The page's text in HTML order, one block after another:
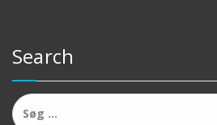
Search
Søg
efter: